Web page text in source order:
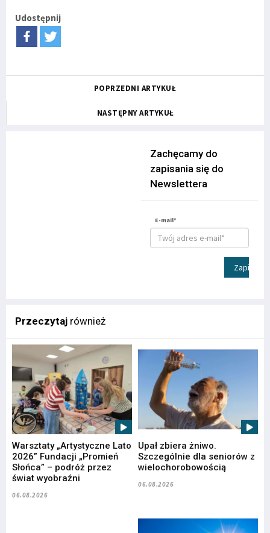
Udostępnij
POPRZEDNI ARTYKUŁ
NASTĘPNY ARTYKUŁ
Zachęcamy do
zapisania się do
Newslettera
E-mail*
Zapisz
Przeczytaj również
Warsztaty „Artystyczne Lato
2026” Fundacji „Promień
Słońca” – podróż przez
świat wyobraźni
06.08.2026
Upał zbiera żniwo.
Szczególnie dla seniorów z
wielochorobowością
06.08.2026